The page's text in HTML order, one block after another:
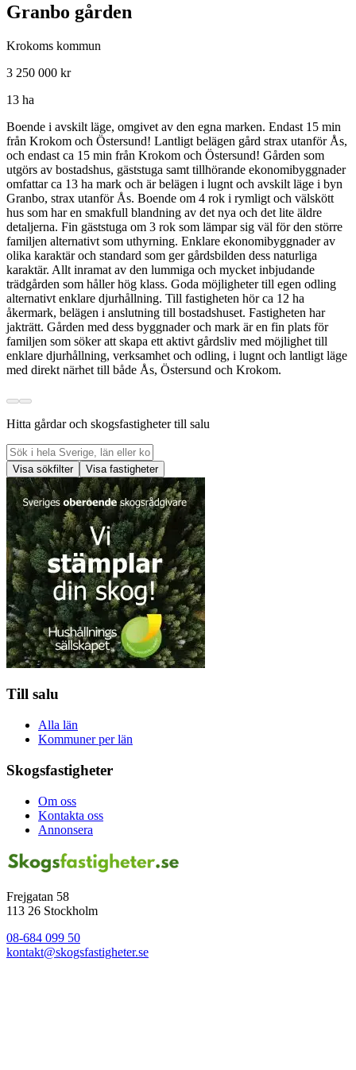
Granbo gården
Krokoms kommun
3 250 000 kr
13 ha
Boende i avskilt läge, omgivet av den egna marken. Endast 15 min
från Krokom och Östersund! Lantligt belägen gård strax utanför Ås,
och endast ca 15 min från Krokom och Östersund! Gården som
utgörs av bostadshus, gäststuga samt tillhörande ekonomibyggnader
omfattar ca 13 ha mark och är belägen i lugnt och avskilt läge i byn
Granbo, strax utanför Ås. Boende om 4 rok i rymligt och välskött
hus som har en smakfull blandning av det nya och det lite äldre
detaljerna. Fin gäststuga om 3 rok som lämpar sig väl för den större
familjen alternativt som uthyrning. Enklare ekonomibyggnader av
olika karaktär och standard som ger gårdsbilden dess naturliga
karaktär. Allt inramat av den lummiga och mycket inbjudande
trädgården som håller hög klass. Goda möjligheter till egen odling
alternativt enklare djurhållning. Till fastigheten hör ca 12 ha
åkermark, belägen i anslutning till bostadshuset. Fastigheten har
jakträtt. Gården med dess byggnader och mark är en fin plats för
familjen som söker att skapa ett aktivt gårdsliv med möjlighet till
enklare djurhållning, verksamhet och odling, i lugnt och lantligt läge
med direkt närhet till både Ås, Östersund och Krokom.
Hitta gårdar och skogsfastigheter till salu
Visa sökfilter Visa fastigheter
Till salu
Alla län
Kommuner per län
Skogsfastigheter
Om oss
Kontakta oss
Annonsera
Frejgatan 58
113 26 Stockholm
08-684 099 50
kontakt@skogsfastigheter.se